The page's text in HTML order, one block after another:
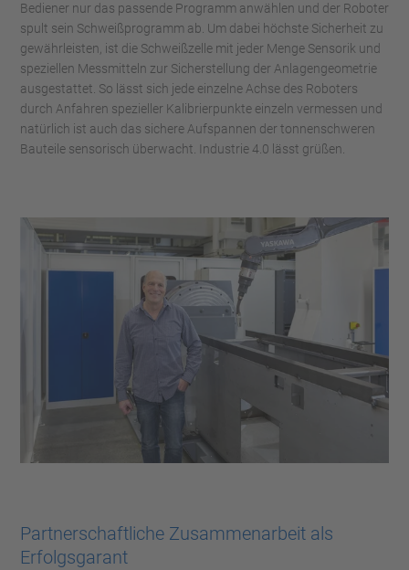
Bediener nur das passende Programm anwählen und der Roboter
spult sein Schweißprogramm ab. Um dabei höchste Sicherheit zu
gewährleisten, ist die Schweißzelle mit jeder Menge Sensorik und
speziellen Messmitteln zur Sicherstellung der Anlagengeometrie
ausgestattet. So lässt sich jede einzelne Achse des Roboters
durch Anfahren spezieller Kalibrierpunkte einzeln vermessen und
natürlich ist auch das sichere Aufspannen der tonnenschweren
Bauteile sensorisch überwacht. Industrie 4.0 lässt grüßen.
Partnerschaftliche Zusammenarbeit als
Erfolgsgarant